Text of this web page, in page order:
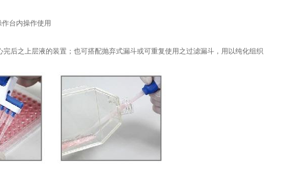
台内操作使用
后之上层液的装置；也可搭配抛弃式漏斗或可重复使用之过滤漏斗，用以纯化组织